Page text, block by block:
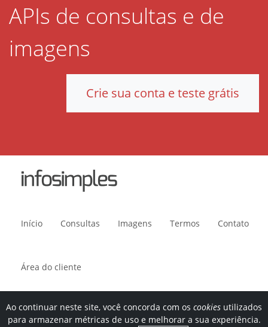
APIs de consultas e de
imagens
Crie sua conta e teste grátis
Início Consultas Imagens Termos Contato
Área do cliente
Avenida Paulista, 1636, sala 1504. CEP 01310-200. São Paulo, SP.
Ao continuar neste site, você concorda com os cookies utilizados
para armazenar métricas de uso e melhorar a sua experiência.